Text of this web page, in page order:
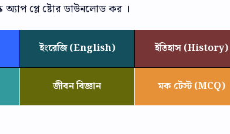
অ্যাপ প্লে ষ্টোর ডাউনলোড কর ।
ইংরেজি (English) ইতিহাস (History)
জীবন বিজ্ঞান মক টেস্ট (MCQ)